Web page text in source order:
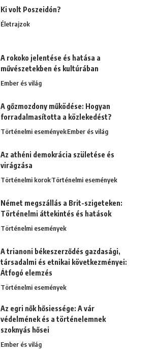
Ki volt Poszeidón?
Életrajzok
A rokoko jelentése és hatása a
művészetekben és kultúrában
Ember és világ
A gőzmozdony működése: Hogyan
forradalmasította a közlekedést?
Történelmi eseményekEmber és világ
Az athéni demokrácia születése és
virágzása
Történelmi korokTörténelmi események
Német megszállás a Brit-szigeteken:
Történelmi áttekintés és hatások
Történelmi események
A trianoni békeszerződés gazdasági,
társadalmi és etnikai következményei:
Átfogó elemzés
Történelmi események
Az egri nők hősiessége: A vár
védelmének és a történelemnek
szoknyás hősei
Ember és világ